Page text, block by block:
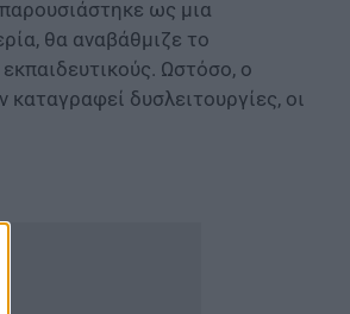
ως μια
θα αναβάθμιζε το
Ωστόσο, ο
δυσλειτουργίες, οι